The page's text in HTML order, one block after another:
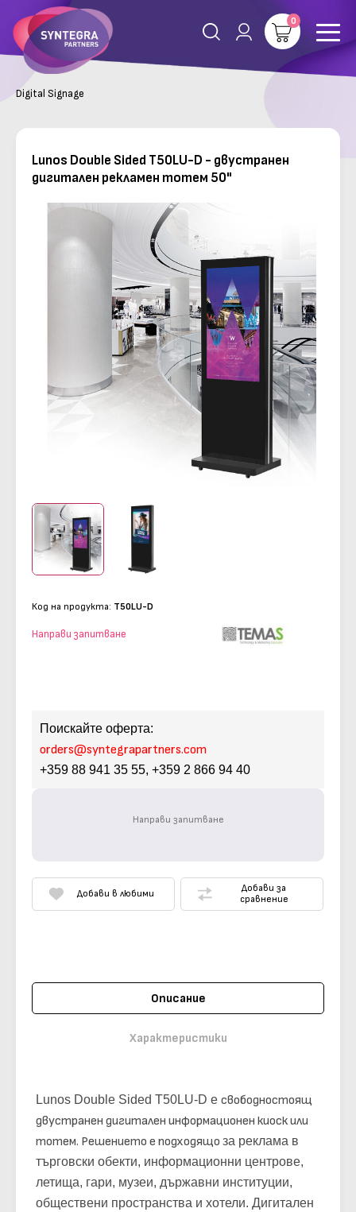
0
Digital Signage
Lunos Double Sided T50LU-D - двустранен
дигитален рекламен тотем 50"
Код на продукта: T50LU-D
Направи запитване
Поискайте оферта:
orders@syntegrapartners.com
+359 88 941 35 55, +359 2 866 94 40
Направи запитване
Добави в любими
Добави за
сравнение
Описание
Характеристики
Lunos Double Sided T50LU-D е свободностоящ
двустранен дигитален информационен киоск или
тотем. Решението е подходящо за реклама в
търговски обекти, информационни центрове,
летища, гари, музеи, държавни институции,
обществени пространства и хотели. Дигитален